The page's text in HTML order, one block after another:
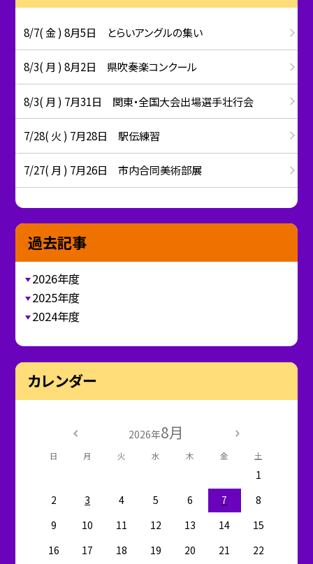
8/7( 金 ) 8月5日 とらいアングルの集い
8/3( 月 ) 8月2日 県吹奏楽コンクール
8/3( 月 ) 7月31日 関東・全国大会出場選手壮行会
7/28( 火 ) 7月28日 駅伝練習
7/27( 月 ) 7月26日 市内合同美術部展
過去記事
2026年度
2025年度
2024年度
カレンダー
2026年8月
日 月 火 水 木 金 土
1
2
3 4 5 6 7
8
9
10 11 12 13 14
15
16
17 18 19 20 21
22